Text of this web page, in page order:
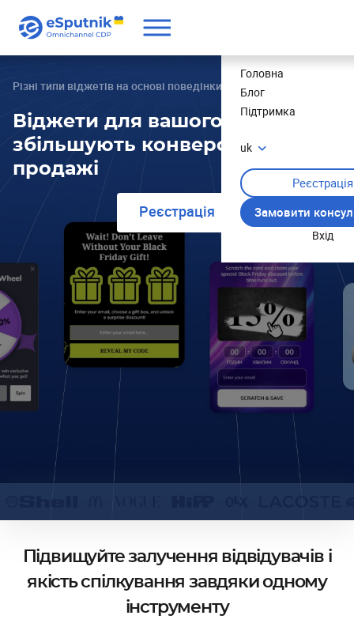
Головна
Блог
Підтримка
uk
Реєстрація
Замовити
Вхід
Різні типи віджетів на основі поведінки та даних клієнтів
Віджети для вашого сайту, що
збільшують конверсію і
продажі
Реєстрація
Підвищуйте залучення відвідувачів і
якість спілкування завдяки одному
інструменту